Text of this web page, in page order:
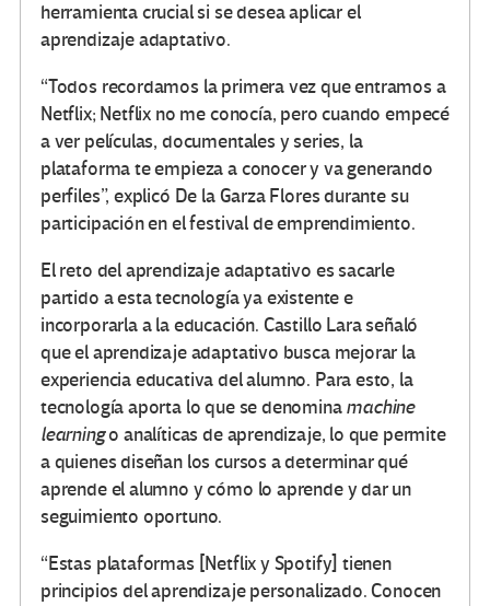
herramienta crucial si se desea aplicar el
aprendizaje adaptativo.
“Todos recordamos la primera vez que entramos a
Netflix; Netflix no me conocía, pero cuando empecé
a ver películas, documentales y series, la
plataforma te empieza a conocer y va generando
perfiles”, explicó De la Garza Flores durante su
participación en el festival de emprendimiento.
El reto del aprendizaje adaptativo es sacarle
partido a esta tecnología ya existente e
incorporarla a la educación. Castillo Lara señaló
que el aprendizaje adaptativo busca mejorar la
experiencia educativa del alumno. Para esto, la
tecnología aporta lo que se denominamachine
learningo analíticas de aprendizaje, lo que permite
a quienes diseñan los cursos a determinar qué
aprende el alumno y cómo lo aprende y dar un
seguimiento oportuno.
“Estas plataformas [Netflix y Spotify] tienen
principios del aprendizaje personalizado. Conocen